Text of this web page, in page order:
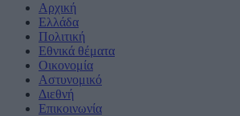
Αρχική
Ελλάδα
Πολιτική
Εθνικά θέματα
Οικονομία
Αστυνομικό
Διεθνή
Επικοινωνία